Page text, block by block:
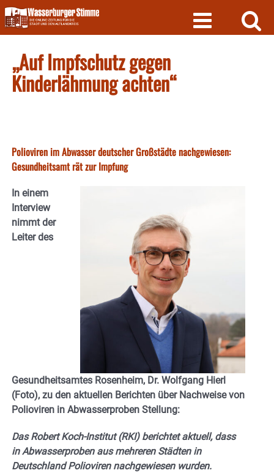
Skip
to
content
„Auf Impfschutz gegen
Kinderlähmung achten“
Polioviren im Abwasser deutscher Großstädte nachgewiesen:
Gesundheitsamt rät zur Impfung
In einem
Interview
nimmt der
Leiter des
Gesundheitsamtes Rosenheim, Dr. Wolfgang Hierl
(Foto), zu den aktuellen Berichten über Nachweise von
Polioviren in Abwasserproben Stellung:
Das Robert Koch-Institut (RKI) berichtet aktuell, dass
in Abwasserproben aus mehreren Städten in
Deutschland Polioviren nachgewiesen wurden.